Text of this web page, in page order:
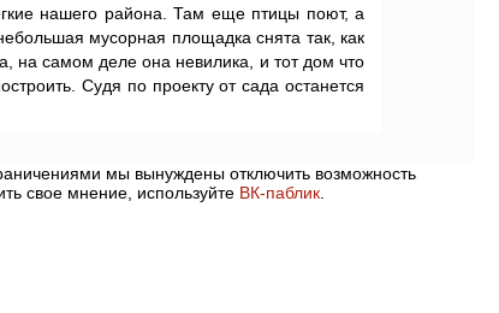
нашего района. Там еще птицы поют, а
мусорная площадка снята так, как
на самом деле она невилика, и тот дом что
Судя по проекту от сада останется
мы вынуждены отключить возможность
свое мнение, используйте ВК-паблик